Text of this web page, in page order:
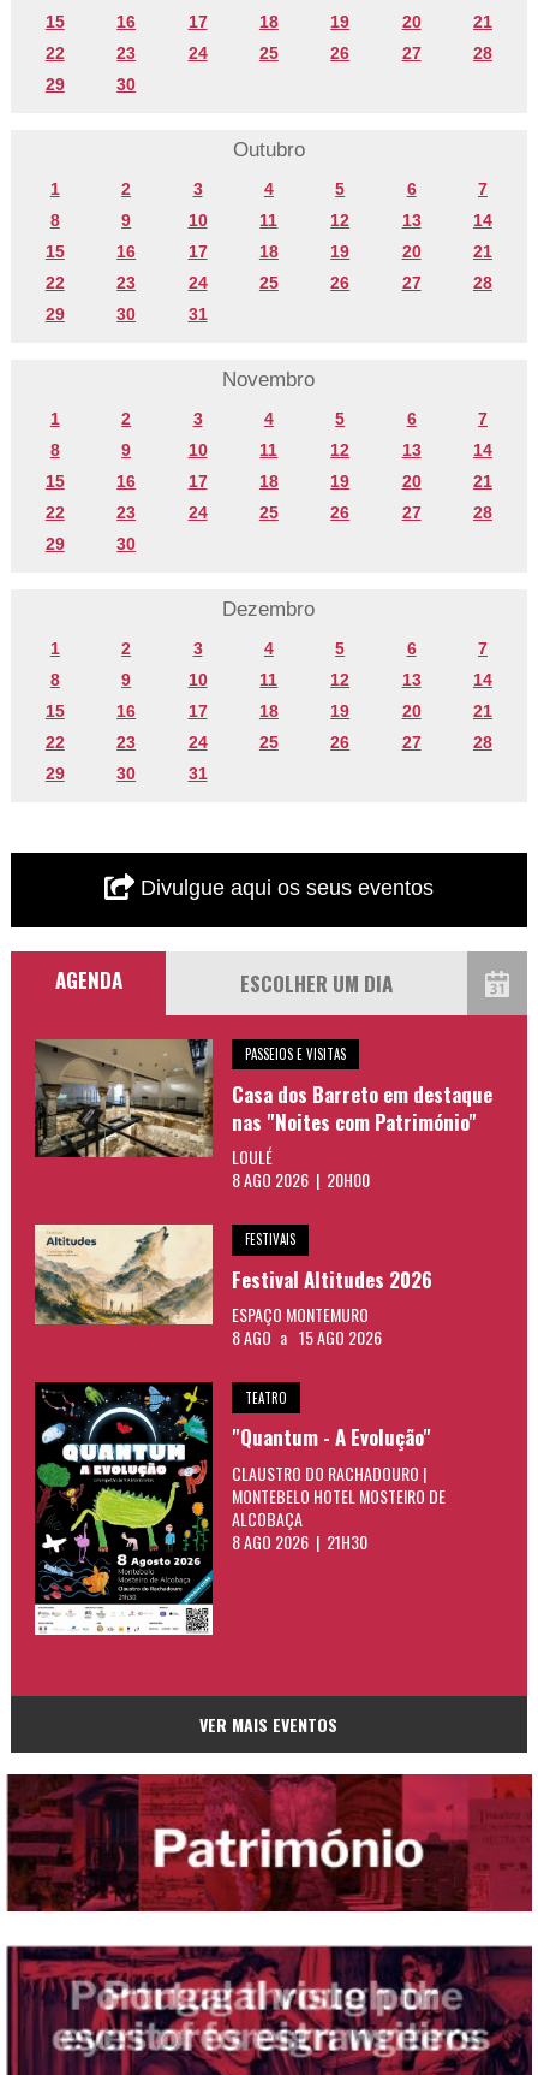
15 16 17 18 19 20
21
22
23 24 25 26 27
28
29
30
Outubro
1 2 3 4 5 6
7
8
9 10 11 12 13
14
15
16 17 18 19 20
21
22
23 24 25 26 27
28
29
30 31
Novembro
1 2 3 4 5 6
7
8
9 10 11 12 13
14
15
16 17 18 19 20
21
22
23 24 25 26 27
28
29
30
Dezembro
1 2 3 4 5 6
7
8
9 10 11 12 13
14
15
16 17 18 19 20
21
22
23 24 25 26 27
28
29
30 31
Divulgue aqui os seus eventos
AGENDA
PASSEIOS E VISITAS
Casa dos Barreto em destaque
nas "Noites com Património"
LOULÉ
8 AGO 2026 | 20H00
FESTIVAIS
Festival Altitudes 2026
ESPAÇO MONTEMURO
8 AGO a 15 AGO 2026
TEATRO
"Quantum - A Evolução"
CLAUSTRO DO RACHADOURO |
MONTEBELO HOTEL MOSTEIRO DE
ALCOBAÇA
8 AGO 2026 | 21H30
VER MAIS EVENTOS